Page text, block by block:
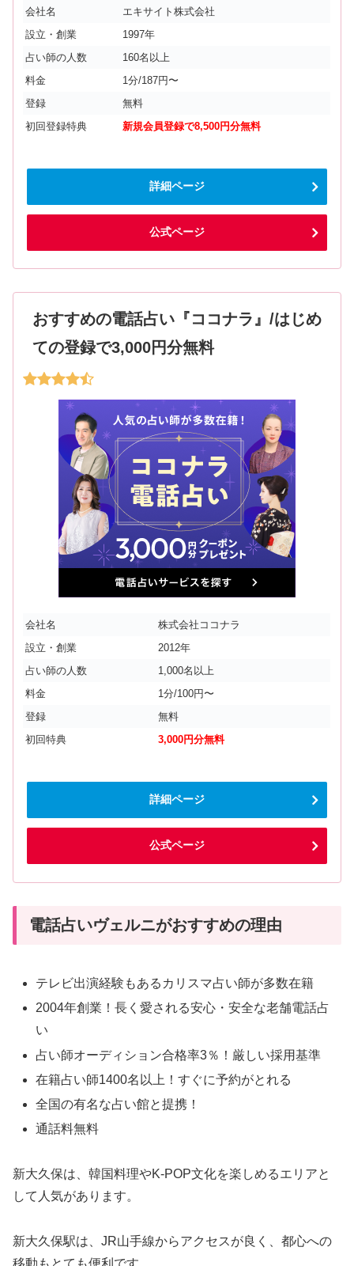
会社名
エキサイト株式会社
設立・創業
1997年
占い師の人数
160名以上
料金
1分/187円〜
登録
無料
初回登録特典
新規会員登録で8,500円分無料
詳細ページ
公式ページ
おすすめの電話占い『ココナラ』/はじめ
ての登録で3,000円分無料
会社名
株式会社ココナラ
設立・創業
2012年
占い師の人数
1,000名以上
料金
1分/100円〜
登録
無料
初回特典
3,000円分無料
詳細ページ
公式ページ
電話占いヴェルニがおすすめの理由
テレビ出演経験もあるカリスマ占い師が多数在籍
2004年創業！長く愛される安心・安全な老舗電話占
い
占い師オーディション合格率3％！厳しい採用基準
在籍占い師1400名以上！すぐに予約がとれる
全国の有名な占い館と提携！
通話料無料
新大久保は、韓国料理やK-POP文化を楽しめるエリアと
して人気があります。
新大久保駅は、JR山手線からアクセスが良く、都心への
移動もとても便利です。